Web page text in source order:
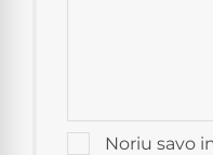
Noriu savo